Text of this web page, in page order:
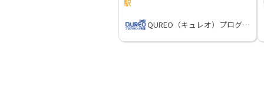
駅
QUREO（キュレオ）プログラミング教室